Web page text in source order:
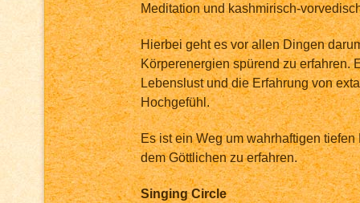
Meditation und kashmirisch-
Hierbei geht es vor allen Dingen
Körperenergien spürend zu erfahren.
Lebenslust und die Erfahrung von
Hochgefühl.
Es ist ein Weg um wahrhaftigen
dem Göttlichen zu erfahren.
Singing Circle